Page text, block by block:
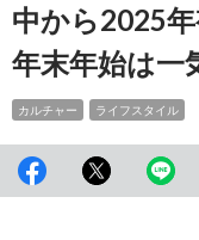
中から2025
年末年始は一
カルチャー ライフスタイル